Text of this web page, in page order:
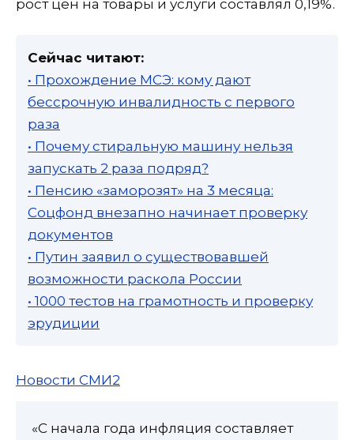
рост цен на товары и услуги составлял 0,19%.
Сейчас читают:
• Прохождение МСЭ: кому дают
бессрочную инвалидность с первого
раза
• Почему стиральную машину нельзя
запускать 2 раза подряд?
• Пенсию «заморозят» на 3 месяца:
Соцфонд внезапно начинает проверку
документов
• Путин заявил о существовавшей
возможности раскола России
• 1000 тестов на грамотность и проверку
эрудиции
Новости СМИ2
«С начала года инфляция составляет